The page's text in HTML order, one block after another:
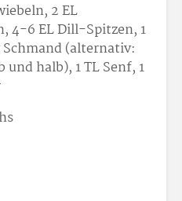
2 EL
4-6 EL Dill-Spitzen, 1
(alternativ:
und halb), 1 TL Senf, 1